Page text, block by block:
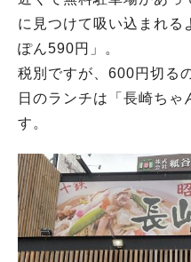
に見つけて吸い込まれる
ぽん590円」。
税別ですが、600円切る
日のランチは「長崎ち
す。